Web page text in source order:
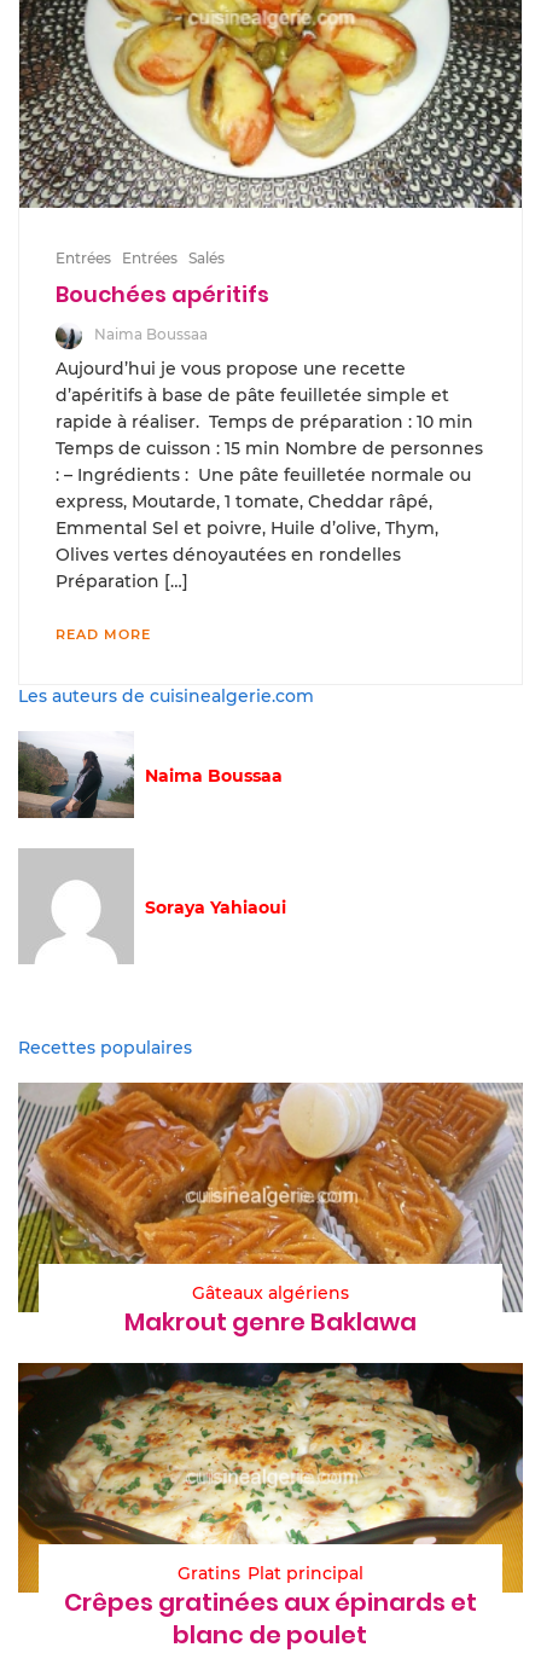
Entrées Entrées Salés
Bouchées apéritifs
Naima Boussaa
Aujourd’hui je vous propose une recette
d’apéritifs à base de pâte feuilletée simple et
rapide à réaliser. Temps de préparation : 10 min
Temps de cuisson : 15 min Nombre de personnes
: – Ingrédients : Une pâte feuilletée normale ou
express, Moutarde, 1 tomate, Cheddar râpé,
Emmental Sel et poivre, Huile d’olive, Thym,
Olives vertes dénoyautées en rondelles
Préparation […]
READ MORE
Les auteurs de cuisinealgerie.com
Naima Boussaa
Soraya Yahiaoui
Recettes populaires
Gâteaux algériens
Makrout genre Baklawa
Gratins Plat principal
Crêpes gratinées aux épinards et
blanc de poulet